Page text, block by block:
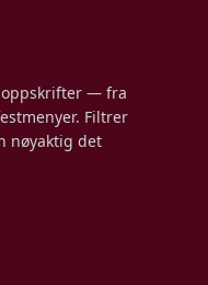
oppskrifter — fra
Filtrer
nøyaktig det